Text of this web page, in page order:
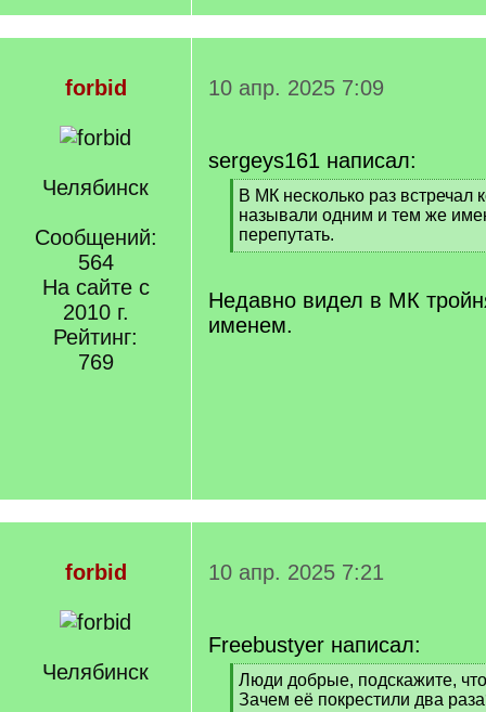
forbid
Челябинск
Сообщений:
564
На сайте с
2010 г.
Рейтинг:
769
10 апр. 2025 7:09
sergeys161 написал:
[
q
]
В МК несколько раз встречал
называли одним и тем же
перепутать.
[
q
]
Недавно видел в МК
именем.
forbid
Челябинск
10 апр. 2025 7:21
Freebustyer написал:
[
q
Люди добрые, подскажите,
Зачем её покрестили два